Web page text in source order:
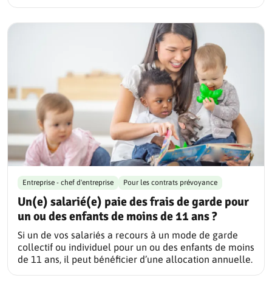
Un(e) salarié(e) paie des frais de garde pour
un ou des enfants de moins de 11 ans ?
Entreprise - chef d'entreprise Pour les contrats prévoyance
Si un de vos salariés a recours à un mode de garde
collectif ou individuel pour un ou des enfants de moins
de 11 ans, il peut bénéficier d’une allocation annuelle.